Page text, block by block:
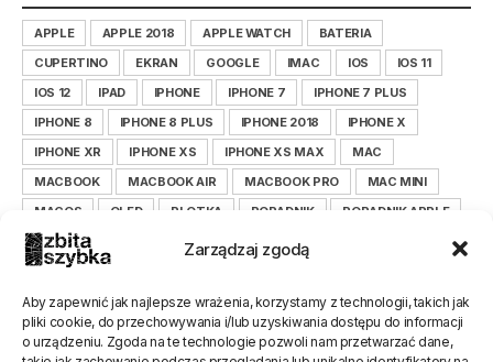
Zarządzaj zgodą
Aby zapewnić jak najlepsze wrażenia, korzystamy z technologii, takich jak
pliki cookie, do przechowywania i/lub uzyskiwania dostępu do informacji
o urządzeniu. Zgoda na te technologie pozwoli nam przetwarzać dane,
APPLE APPLE 2018 APPLE WATCH
BATERIA
CUPERTINO
EKRAN GOOGLE IMAC IOS
IOS 11
IOS 12
IPAD IPHONE IPHONE 7
IPHONE 7 PLUS
IPHONE 8
IPHONE 8 PLUS IPHONE 2018
IPHONE X
IPHONE XR
IPHONE XS IPHONE XS MAX
MAC
MACBOOK
MACBOOK AIR MACBOOK PRO
MAC MINI
MACOS
OLED PLOTKA PORADNIK
PORADNIK APPLE
PORADNIK IOS
PORADNIK IPHONE
PORADNIK ZBITASZYBKA.PL
SMARTFON
TIM COOK WYŚWIETLACZ
XIAOMI
XIAOMILEPSZE
XIAOMI POLSKA
ZBITASZYBKA